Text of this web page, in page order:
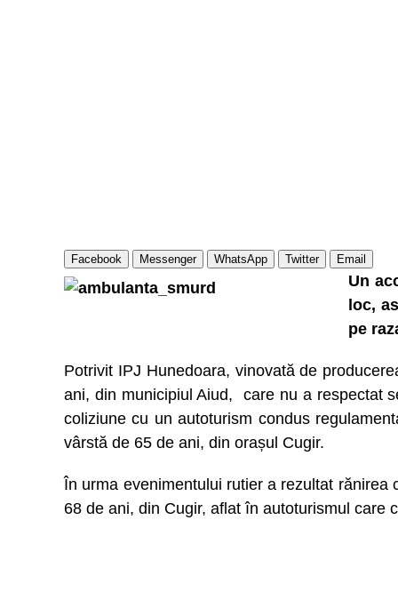
Facebook Messenger WhatsApp Twitter Email
Un
loc,
pe
Potrivit IPJ Hunedoara, vinovată de
ani, din municipiul Aiud, care nu a respectat
coliziune cu un autoturism condus
vârstă de 65 de ani, din orașul Cugir.
În urma evenimentului rutier a rezultat
68 de ani, din Cugir, aflat în autoturismul care